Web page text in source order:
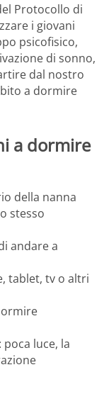
Protocollo di
i giovani
psicofisico,
di sonno,
dal nostro
a dormire
a dormire
della nanna
stesso
andare a
tablet, tv o altri
poca luce, la